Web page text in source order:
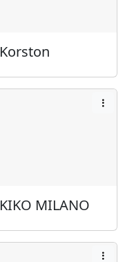
Korston
KIKO MILANO